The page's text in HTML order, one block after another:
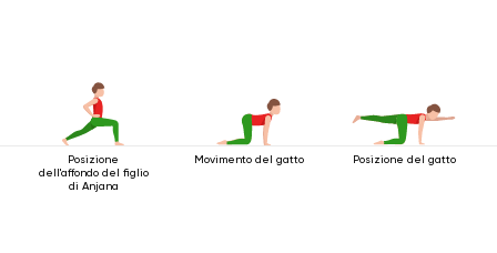
Posizione
dell'affondo del figlio
di Anjana
Movimento del gatto Posizione del gatto